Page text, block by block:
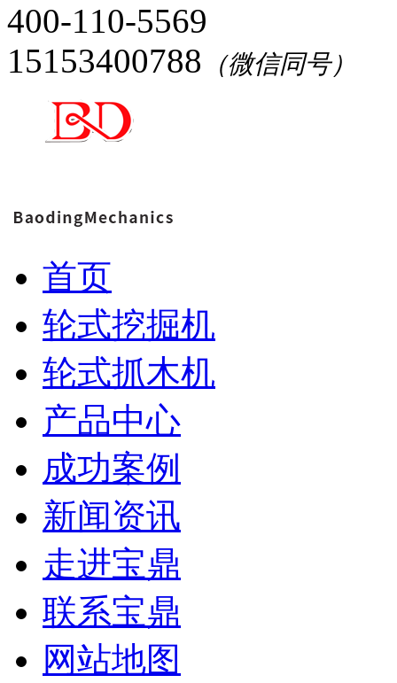
400-110-5569
15153400788 （微信同号）
首页
轮式挖掘机
轮式抓木机
产品中心
成功案例
新闻资讯
走进宝鼎
联系宝鼎
网站地图